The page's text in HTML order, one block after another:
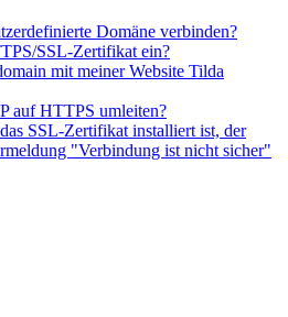
Domäne verbinden?
SSL-Zertifikat ein?
mit meiner Website Tilda
auf HTTPS umleiten?
SSL-Zertifikat installiert ist, der
"Verbindung ist nicht sicher"